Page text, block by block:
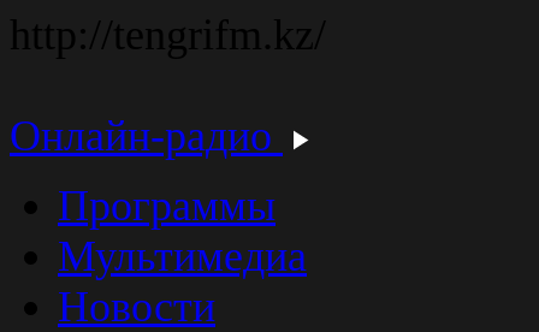
http://tengrifm.kz/
Онлайн-радио
Программы
Мультимедиа
Новости